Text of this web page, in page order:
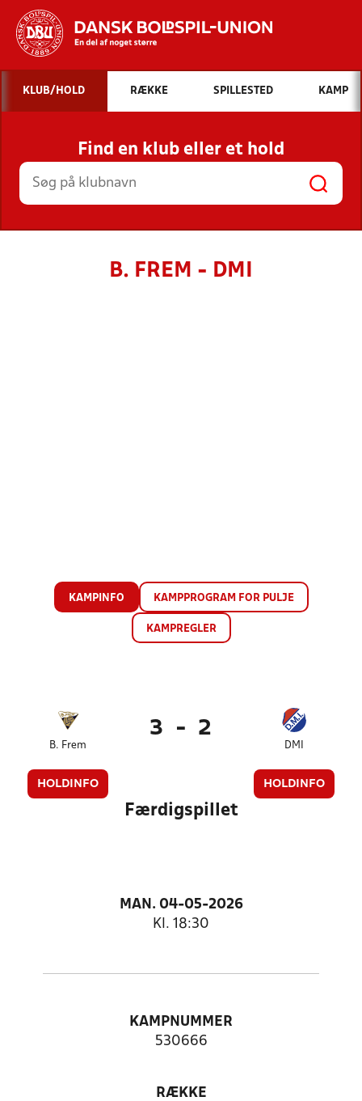
Hvad vil du søge efter?
INDHOLD OG NYHEDER
STILLINGER, RESULTATER, KLUBBER OG
HOLD
KLUB/HOLD RÆKKE SPILLESTED KAMP
Find en klub eller et hold
B. FREM - DMI
KAMPINFO KAMPPROGRAM FOR PULJE
KAMPREGLER
B. Frem
HOLDINFO
3 - 2
DMI
HOLDINFO
Færdigspillet
MAN. 04-05-2026
Kl. 18:30
KAMPNUMMER
530666
RÆKKE